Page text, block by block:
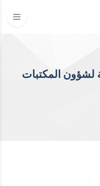
لشؤون المكتبات